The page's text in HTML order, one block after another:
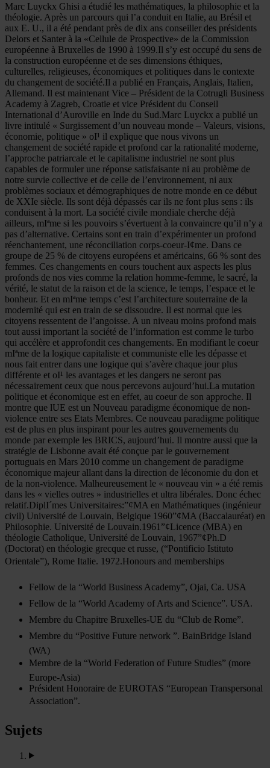
Marc Luyckx Ghisi a étudié les mathématiques, la philosophie et la
théologie. Après un parcours qui l’a conduit en Italie, au Brésil et
aux E. U., il a été pendant près de dix ans conseiller des présidents
Delors et Santer à la «Cellule de Prospective» de la Commission
européenne à Bruxelles de 1990 à 1999.Il s’y est occupé du sens de
la construction européenne et de ses dimensions éthiques,
culturelles, religieuses, économiques et politiques dans le contexte
du changement de société.Il a publié en Français, Anglais, Italien,
Allemand. Il est maintenant Vice – Président de la Cotrugli Business
Academy à Zagreb, Croatie et vice Président du Conseil
International d’Auroville en Inde du Sud.Marc Luyckx a publié un
livre intitulé « Surgissement d’un nouveau monde – Valeurs, visions,
économie, politique » oI¹ il explique que nous vivons un
changement de société rapide et profond car la rationalité moderne,
l’approche patriarcale et le capitalisme industriel ne sont plus
capables de formuler une réponse satisfaisante ni au problème de
notre survie collective et de celle de l’environnement, ni aux
problèmes sociaux et démographiques de notre monde en ce début
de XXIe siècle. Ils sont déjà dépassés car ils ne font plus sens : ils
conduisent à la mort. La société civile mondiale cherche déjà
ailleurs, mIªme si les pouvoirs s’évertuent à la convaincre qu’il n’y a
pas d’alternative. Certains sont en train d’expérimenter un profond
réenchantement, une réconciliation corps-coeur-I¢me. Dans ce
groupe de 25 % de citoyens européens et américains, 66 % sont des
femmes. Ces changements en cours touchent aux aspects les plus
profonds de nos vies comme la relation homme-femme, le sacré, la
vérité, le statut de la raison et de la science, le temps, l’espace et le
bonheur. Et en mIªme temps c’est l’architecture souterraine de la
modernité qui est en train de se dissoudre. Il est normal que les
citoyens ressentent de l’angoisse. A un niveau moins profond mais
tout aussi important la société de l’information est comme le turbo
qui accélère et approfondit ces changements. En modifiant le coeur
mIªme de la logique capitaliste et communiste elle les dépasse et
nous fait entrer dans une logique qui s’avère chaque jour plus
différente et oI¹ les avantages et les dangers ne seront pas
nécessairement ceux que nous percevons aujourd’hui.La mutation
politique et économique est en effet, au coeur de son approche. Il
montre que lUE est un Nouveau paradigme économique de non-
violence entre ses Etats Membres. Ce nouveau paradigme politique
est de plus en plus inspirant pour les autres gouvernements du
monde par exemple les BRICS, aujourd’hui. Il montre aussi que la
stratégie de Lisbonne avait été conçue par le gouvernement
portuguais en Mars 2010 comme un changement de paradigme
économique majeur allant dans la direction de léconomie du don et
de la non-violence. Malheureusement le « nouveau vin » a été remis
dans les « vielles outres » industrielles et ultra libérales. Donc échec
relatif.DiplI´mes Universitaires:”¢MA en Mathématiques (ingénieur
civil) Université de Louvain, Belgique 1960”¢MA (Baccalauréat) en
Philosophie. Université de Louvain.1961”¢Licence (MBA) en
théologie Catholique, Université de Louvain, 1967”¢Ph.D
(Doctorat) en théologie grecque et russe, (“Pontificio Istituto
Orientale”), Rome Italie. 1972.Honours and memberships
Fellow de la “World Business Academy”, Ojai, Ca. USA
Fellow de la “World Academy of Arts and Science”. USA.
Membre du Chapitre Bruxelles-UE du “Club de Rome”.
Membre du “Positive Future network ”. BainBridge Island
(WA)
Membre de la “World Federation of Future Studies” (more
Europe-Asia)
Président Honoraire de EUROTAS “European Transpersonal
Association”.
Sujets